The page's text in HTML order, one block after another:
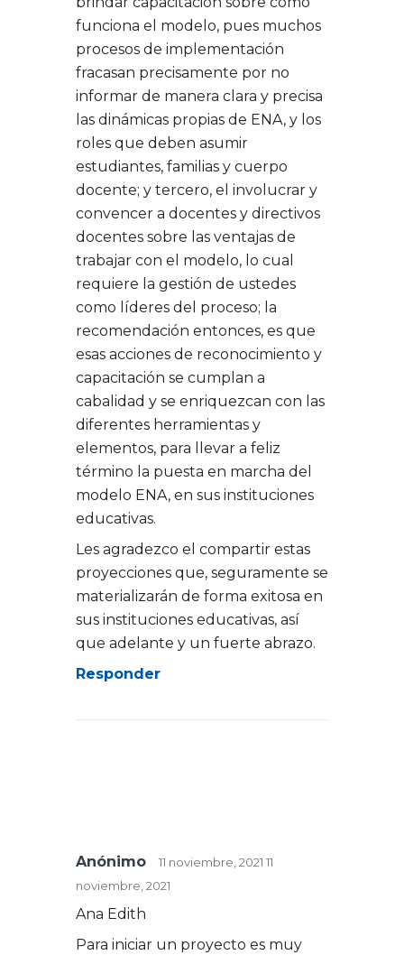
funciona el modelo, pues muchos
procesos de implementación
fracasan precisamente por no
informar de manera clara y precisa
las dinámicas propias de ENA, y los
roles que deben asumir
estudiantes, familias y cuerpo
docente; y tercero, el involucrar y
convencer a docentes y directivos
docentes sobre las ventajas de
trabajar con el modelo, lo cual
requiere la gestión de ustedes
como líderes del proceso; la
recomendación entonces, es que
esas acciones de reconocimiento y
capacitación se cumplan a
cabalidad y se enriquezcan con las
diferentes herramientas y
elementos, para llevar a feliz
término la puesta en marcha del
modelo ENA, en sus instituciones
educativas.
Les agradezco el compartir estas
proyecciones que, seguramente se
materializarán de forma exitosa en
sus instituciones educativas, así
que adelante y un fuerte abrazo.
Responder
Anónimo 11 noviembre, 2021 11
noviembre, 2021
Ana Edith
Para iniciar un proyecto es muy